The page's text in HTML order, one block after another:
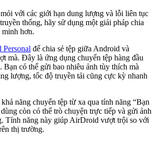
với các giới hạn dung lượng và lỗi liên tục
thống, hãy sử dụng một giải pháp chia
minh hơn.
để chia sẻ tệp giữa Android và
mà. Đây là ứng dụng chuyển tệp hàng đầu
Bạn có thể gửi bao nhiêu ảnh tùy thích mà
lượng, tốc độ truyền tải cũng cực kỳ nhanh
năng chuyển tệp từ xa qua tính năng “Bạn
còn có thể trò chuyện trực tiếp và gửi ảnh
Tính năng này giúp AirDroid vượt trội so với
thị trường.